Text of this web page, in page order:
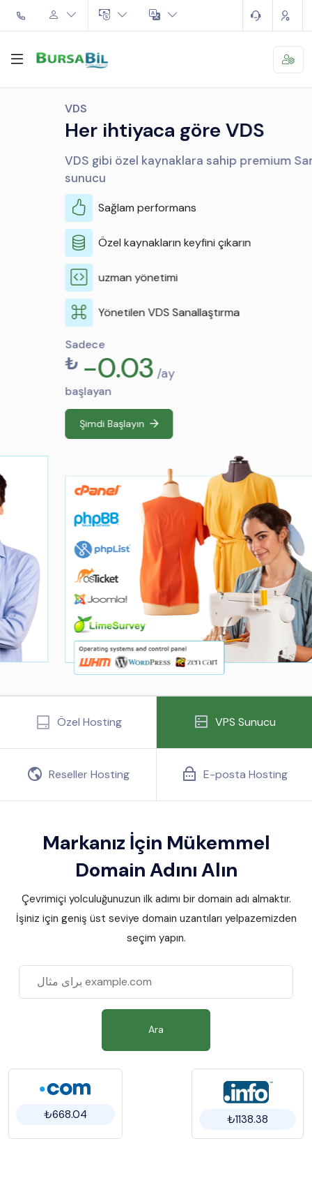
Her ihtiyaca göre VDS
VDS gibi özel kaynaklara sahip premium Sanal
Sağlam performans
Özel kaynakların keyfini çıkarın
uzman yönetimi
Yönetilen VDS Sanallaştırma
-0.03 /ay
Şimdi Başlayın
Özel Hosting VPS Sunucu
Reseller Hosting E-posta Hosting
Markanız İçin Mükemmel
Domain Adını Alın
Çevrimiçi yolculuğunuzun ilk adımı bir domain adı almaktır.
İşiniz için geniş üst seviye domain uzantıları yelpazemizden
seçim yapın.
Ara
₺668.04 ₺1138.38